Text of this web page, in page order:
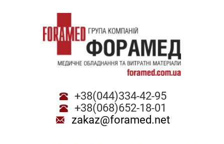
+38(044)334-42-95
+38(068)652-18-01
zakaz@foramed.net